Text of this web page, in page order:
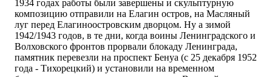
1934 годах работы были завершены и скульптурную
композицию отправили на Елагин остров, на Масляный
луг перед Елагиноостровским дворцом. Ну а зимой
1942/1943 годов, в те дни, когда воины Ленинградского и
Волховского фронтов прорвали блокаду Ленинграда,
памятник перевезли на проспект Бенуа (с 25 декабря 1952
года - Тихорецкий) и установили на временном